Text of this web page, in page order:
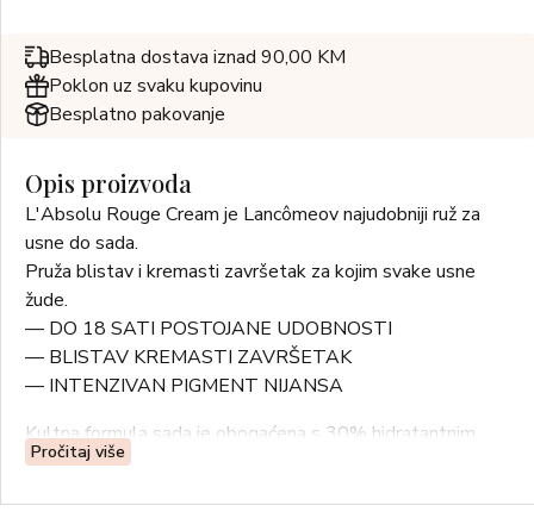
Besplatna dostava iznad 90,00 KM
Poklon uz svaku kupovinu
Besplatno pakovanje
Opis proizvoda
L'Absolu Rouge Cream je Lancômeov najudobniji ruž za
usne do sada.
Pruža blistav i kremasti završetak za kojim svake usne
žude.
— DO 18 SATI POSTOJANE UDOBNOSTI
— BLISTAV KREMASTI ZAVRŠETAK
— INTENZIVAN PIGMENT NIJANSA
Kultna formula sada je obogaćena s 30% hidratantnim
balzamom od ruže, hijaluronskom kiselinom i hladno
Pročitaj više